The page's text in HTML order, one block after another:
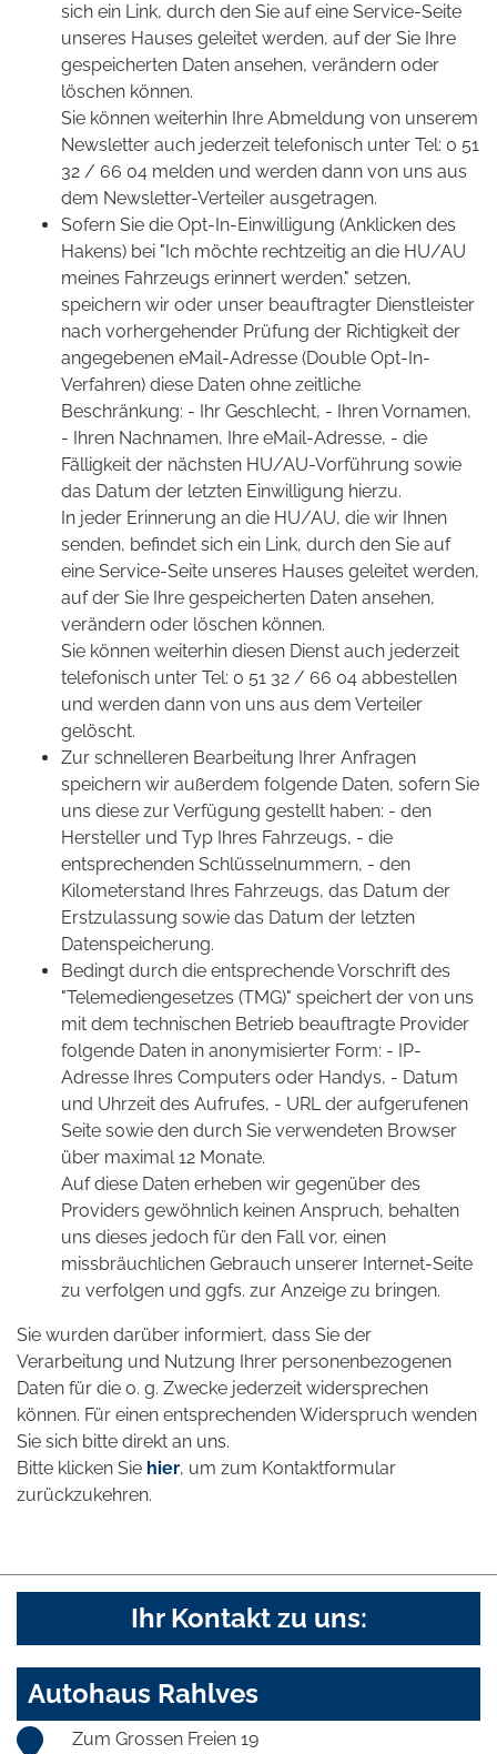
sich ein Link, durch den Sie auf eine Service-Seite
unseres Hauses geleitet werden, auf der Sie Ihre
gespeicherten Daten ansehen, verändern oder
löschen können.
Sie können weiterhin Ihre Abmeldung von unserem
Newsletter auch jederzeit telefonisch unter Tel: 0 51
32 / 66 04 melden und werden dann von uns aus
dem Newsletter-Verteiler ausgetragen.
Sofern Sie die Opt-In-Einwilligung (Anklicken des
Hakens) bei "Ich möchte rechtzeitig an die HU/AU
meines Fahrzeugs erinnert werden." setzen,
speichern wir oder unser beauftragter Dienstleister
nach vorhergehender Prüfung der Richtigkeit der
angegebenen eMail-Adresse (Double Opt-In-
Verfahren) diese Daten ohne zeitliche
Beschränkung: - Ihr Geschlecht, - Ihren Vornamen,
- Ihren Nachnamen, Ihre eMail-Adresse, - die
Fälligkeit der nächsten HU/AU-Vorführung sowie
das Datum der letzten Einwilligung hierzu.
In jeder Erinnerung an die HU/AU, die wir Ihnen
senden, befindet sich ein Link, durch den Sie auf
eine Service-Seite unseres Hauses geleitet werden,
auf der Sie Ihre gespeicherten Daten ansehen,
verändern oder löschen können.
Sie können weiterhin diesen Dienst auch jederzeit
telefonisch unter Tel: 0 51 32 / 66 04 abbestellen
und werden dann von uns aus dem Verteiler
gelöscht.
Zur schnelleren Bearbeitung Ihrer Anfragen
speichern wir außerdem folgende Daten, sofern Sie
uns diese zur Verfügung gestellt haben: - den
Hersteller und Typ Ihres Fahrzeugs, - die
entsprechenden Schlüsselnummern, - den
Kilometerstand Ihres Fahrzeugs, das Datum der
Erstzulassung sowie das Datum der letzten
Datenspeicherung.
Bedingt durch die entsprechende Vorschrift des
"Telemediengesetzes (TMG)" speichert der von uns
mit dem technischen Betrieb beauftragte Provider
folgende Daten in anonymisierter Form: - IP-
Adresse Ihres Computers oder Handys, - Datum
und Uhrzeit des Aufrufes, - URL der aufgerufenen
Seite sowie den durch Sie verwendeten Browser
über maximal 12 Monate.
Auf diese Daten erheben wir gegenüber des
Providers gewöhnlich keinen Anspruch, behalten
uns dieses jedoch für den Fall vor, einen
missbräuchlichen Gebrauch unserer Internet-Seite
zu verfolgen und ggfs. zur Anzeige zu bringen.
Sie wurden darüber informiert, dass Sie der
Verarbeitung und Nutzung Ihrer personenbezogenen
Daten für die o. g. Zwecke jederzeit widersprechen
können. Für einen entsprechenden Widerspruch wenden
Sie sich bitte direkt an uns.
Bitte klicken Sie hier, um zum Kontaktformular
zurückzukehren.
Ihr Kontakt zu uns:
Autohaus Rahlves
Zum Grossen Freien 19